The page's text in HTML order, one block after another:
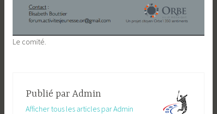
Le comité.
Publié par Admin
Afficher tous les articles par Admin